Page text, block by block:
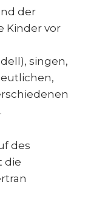
der
Kinder vor
singen,
des
die